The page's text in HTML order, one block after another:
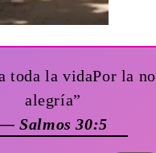
toda la vidaPor la
alegría”
Salmos 30:5